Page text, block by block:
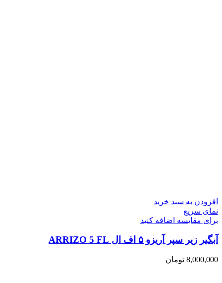
افزودن به سبد خرید
نمای سریع
برای مقایسه اضافه کنید
آبگیر زیر سپر آریزو ۵ اف ال ARRIZO 5 FL
8,000,000 تومان